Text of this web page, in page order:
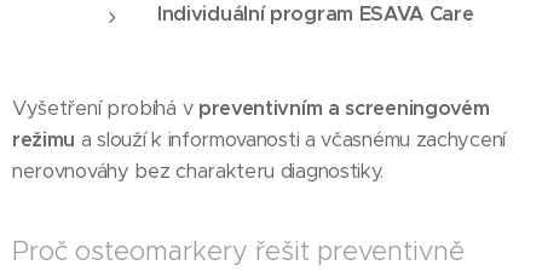
Individuální program ESAVA Care
Vyšetření probíhá v preventivním a screeningovém
režimu a slouží k informovanosti a včasnému zachycení
nerovnováhy bez charakteru diagnostiky.
Proč osteomarkery řešit preventivně